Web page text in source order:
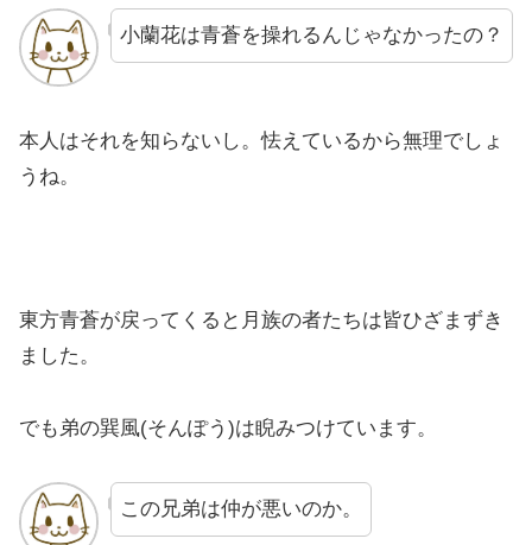
小蘭花は青蒼を操れるんじゃなかったの？
本人はそれを知らないし。怯えているから無理でしょ
うね。
東方青蒼が戻ってくると月族の者たちは皆ひざまずき
ました。
でも弟の巽風(そんぽう)は睨みつけています。
この兄弟は仲が悪いのか。